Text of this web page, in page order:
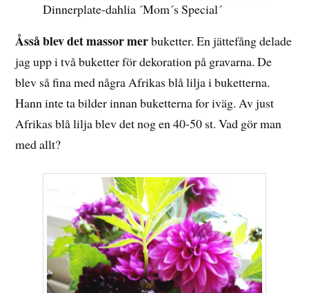
Dinnerplate-dahlia ´Mom´s Special´
Åsså blev det massor merbuketter. En jättefång delade
jag upp i två buketter för dekoration på gravarna. De
blev så fina med några Afrikas blå lilja i buketterna.
Hann inte ta bilder innan buketterna for iväg. Av just
Afrikas blå lilja blev det nog en 40-50 st. Vad gör man
med allt?